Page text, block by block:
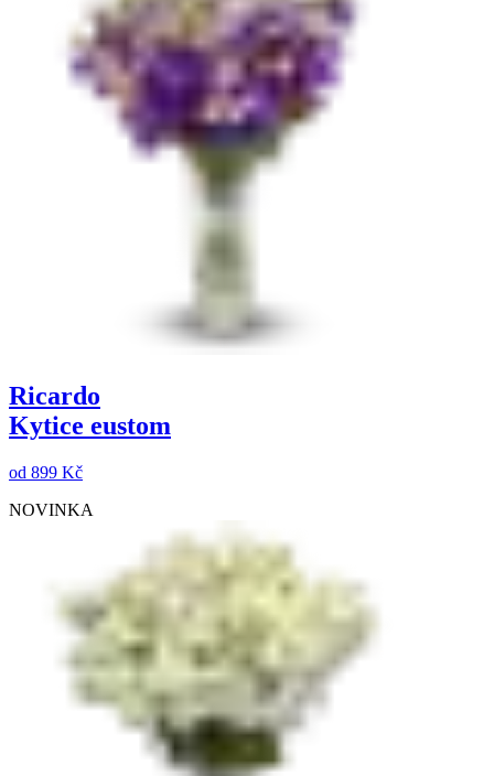
Ricardo
Kytice eustom
od 899 Kč
NOVINKA